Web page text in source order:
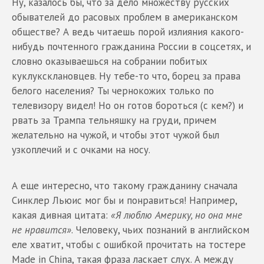
обывателей до расовых проблем в американском
обществе? А ведь читаешь порой излияния какого-
нибудь почтенного гражданина России в соцсетях, и
словно оказываешься на собрании побитых
куклуксклановцев. Ну тебе-то что, борец за права
белого населения? Ты чернокожих только по
телевизору видел! Но он готов бороться (с кем?) и
рвать за Трампа тельняшку на груди, причем
желательно на чужой, и чтобы этот чужой был
узкоплечий и с очками на носу.
А еще интересно, что такому гражданину сначала
Синклер Льюис мог бы и понравиться! Например,
какая дивная цитата: «Я люблю Америку, но она мне
не нравится». Человеку, чьих познаний в английском
еле хватит, чтобы с ошибкой прочитать на тостере
Made in China, такая фраза ласкает слух. А между